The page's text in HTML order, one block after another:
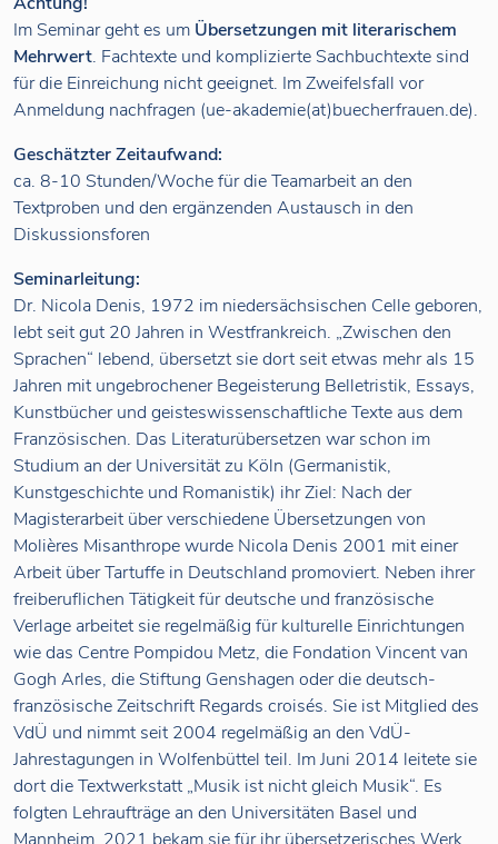
Im Seminar geht es um Übersetzungen mit literarischem
Mehrwert. Fachtexte und komplizierte Sachbuchtexte sind
für die Einreichung nicht geeignet. Im Zweifelsfall vor
Anmeldung nachfragen (ue-akademie(at)buecherfrauen.de).
Geschätzter Zeitaufwand:
ca. 8-10 Stunden/Woche für die Teamarbeit an den
Textproben und den ergänzenden Austausch in den
Diskussionsforen
Seminarleitung:
Dr. Nicola Denis, 1972 im niedersächsischen Celle geboren,
lebt seit gut 20 Jahren in Westfrankreich. „Zwischen den
Sprachen“ lebend, übersetzt sie dort seit etwas mehr als 15
Jahren mit ungebrochener Begeisterung Belletristik, Essays,
Kunstbücher und geisteswissenschaftliche Texte aus dem
Französischen. Das Literaturübersetzen war schon im
Studium an der Universität zu Köln (Germanistik,
Kunstgeschichte und Romanistik) ihr Ziel: Nach der
Magisterarbeit über verschiedene Übersetzungen von
Molières Misanthrope wurde Nicola Denis 2001 mit einer
Arbeit über Tartuffe in Deutschland promoviert. Neben ihrer
freiberuflichen Tätigkeit für deutsche und französische
Verlage arbeitet sie regelmäßig für kulturelle Einrichtungen
wie das Centre Pompidou Metz, die Fondation Vincent van
Gogh Arles, die Stiftung Genshagen oder die deutsch-
französische Zeitschrift Regards croisés. Sie ist Mitglied des
VdÜ und nimmt seit 2004 regelmäßig an den VdÜ-
Jahrestagungen in Wolfenbüttel teil. Im Juni 2014 leitete sie
dort die Textwerkstatt „Musik ist nicht gleich Musik“. Es
folgten Lehraufträge an den Universitäten Basel und